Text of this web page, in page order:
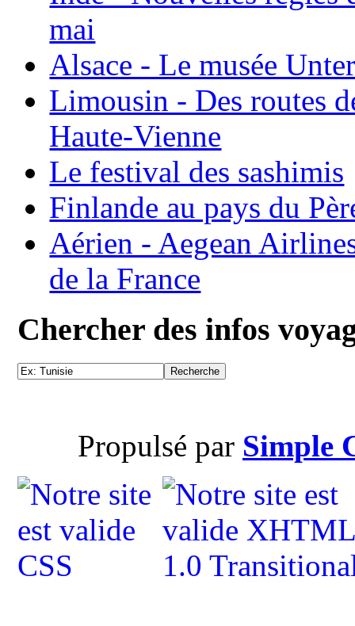
mai
Alsace - Le musée
Limousin - Des routes
Haute-Vienne
Le festival des sashimis
Finlande au pays du
Aérien - Aegean
de la France
Chercher des infos
Propulsé par Simple